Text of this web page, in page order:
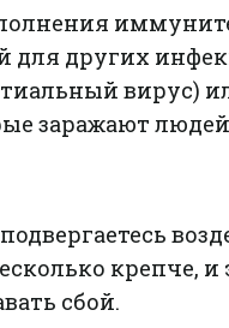
для других
вирус)
заражают
крепче, и
сбой.